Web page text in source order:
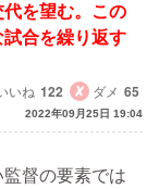
を望む。この
合を繰り返す
いね 122 ダメ 65
2022年09月25日 19:04
督の要素では